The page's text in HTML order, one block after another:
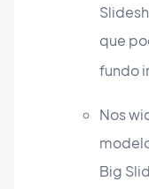
que
fundo
Nos
Big